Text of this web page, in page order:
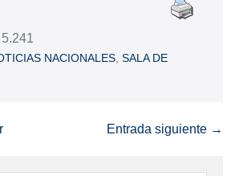
5.241
NACIONALES, SALA DE
Entrada siguiente →